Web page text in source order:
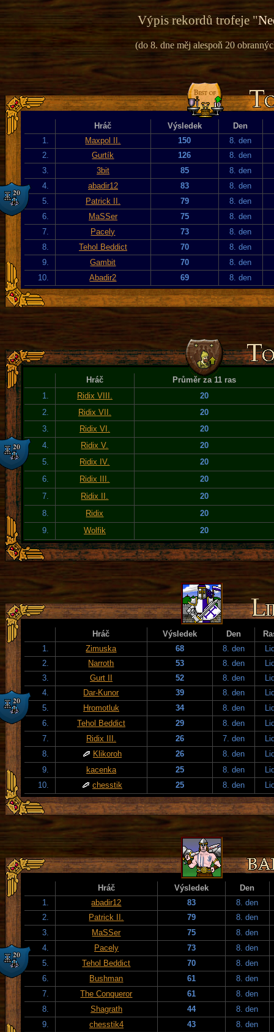
Výpis rekordů trofeje "
(do 8. dne měj alespoň 20
Hráč Výsledek
Den
1.
Maxpol II. 150
8. den
2.
Gurtík 126
8. den
3.
3bit 85
8. den
4.
abadir12 83
8. den
5.
Patrick II. 79
8. den
6.
MaSSer 75
8. den
7.
Pacely 73
8. den
8.
Tehol Beddict 70
8. den
9.
Gambit 70
8. den
10.
Abadir2 69 8. den
Hráč
Průměr za 11 ras
1.
Ridix VIII.
20
2.
Ridix VII.
20
3.
Ridix VI.
20
4.
Ridix V.
20
5.
Ridix IV.
20
6.
Ridix III.
20
7.
Ridix II.
20
8.
Ridix
20
9.
Wolfik 20
Hráč Výsledek Den
1.
Zimuska 68 8. den
2.
Narroth 53 8. den
3.
Gurt II 52 8. den
4.
Dar-Kunor 39 8. den
5.
Hromotluk 34 8. den
6.
Tehol Beddict 29 8. den
7.
Ridix III. 26 7. den
8.
Klikoroh 26 8. den
9.
kacenka 25 8. den
10.
chesstik 25 8. den
Hráč Výsledek
Den
1.
abadir12 83
8. den
2.
Patrick II. 79
8. den
3.
MaSSer 75
8. den
4.
Pacely 73
8. den
5.
Tehol Beddict 70
8. den
6.
Bushman 61
8. den
7.
The Conqueror 61
8. den
8.
Shagrath 44
8. den
9.
chesstik4 43
8. den